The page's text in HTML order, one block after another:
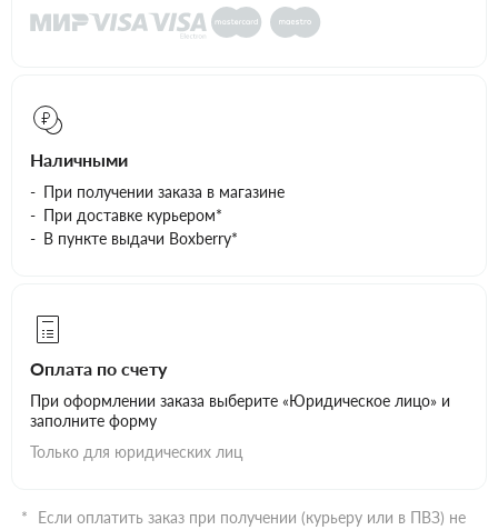
Наличными
При получении заказа в магазине
При доставке курьером*
В пункте выдачи Boxberry*
Оплата по счету
При оформлении заказа выберите «Юридическое лицо» и
заполните форму
Только для юридических лиц
Если оплатить заказ при получении (курьеру или в ПВЗ) не